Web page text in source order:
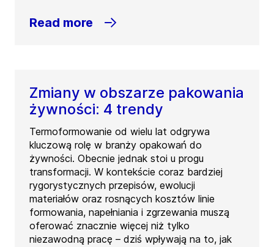
Read more
Zmiany w obszarze pakowania
żywności: 4 trendy
Termoformowanie od wielu lat odgrywa
kluczową rolę w branży opakowań do
żywności. Obecnie jednak stoi u progu
transformacji. W kontekście coraz bardziej
rygorystycznych przepisów, ewolucji
materiałów oraz rosnących kosztów linie
formowania, napełniania i zgrzewania muszą
oferować znacznie więcej niż tylko
niezawodną pracę – dziś wpływają na to, jak